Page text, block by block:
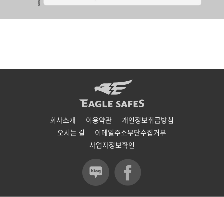
회사소개 이용약관
개인정보취급방침
오시는 길
이메일주소무단수집거부
사업자정보확인